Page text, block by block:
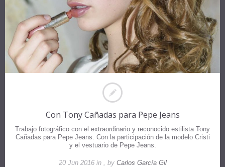
Con Tony Cañadas para Pepe Jeans
Trabajo fotográfico con el extraordinario y reconocido estilista Tony
Cañadas para Pepe Jeans. Con la participación de la modelo Cristi
y el vestuario de Pepe Jeans.
20 Jun 2016 in , by Carlos García Gil